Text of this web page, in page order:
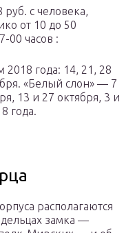
руб. с человека,
от 10 до 50
00 часов :
2018 года: 14, 21, 28
«Белый слон» — 7
13 и 27 октября, 3 и
года.
располагаются
замка —